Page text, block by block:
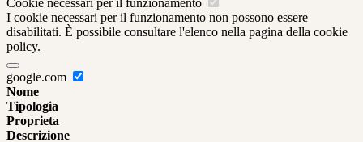
Cookie necessari per il funzionamento
I cookie necessari per il funzionamento non possono essere
disabilitati. È possibile consultare l'elenco nella pagina della cookie
policy.
google.com
Nome
Tipologia
Proprieta
Descrizione